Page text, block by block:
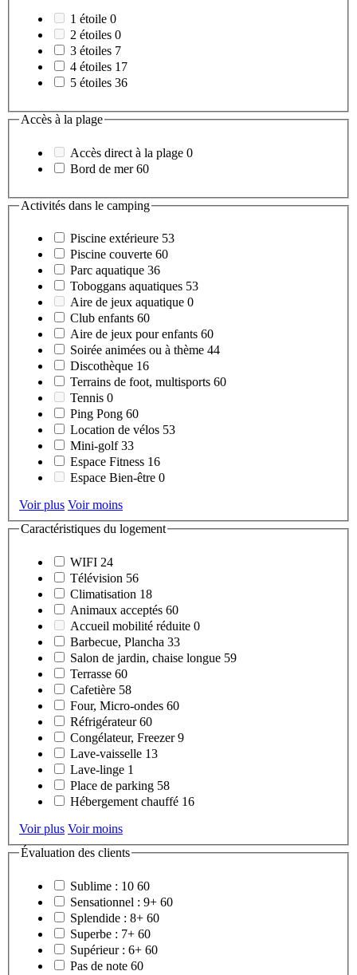
1 étoile 0
2 étoiles 0
3 étoiles 7
4 étoiles 17
5 étoiles 36
Accès à la plage
Accès direct à la plage 0
Bord de mer60
Activités dans le camping
Piscine extérieure 53
Piscine couverte 60
Parc aquatique 36
Toboggans aquatiques 53
Aire de jeux aquatique 0
Club enfants 60
Aire de jeux pour enfants 60
Soirée animées ou à thème 44
Discothèque 16
Terrains de foot, multisports 60
Tennis 0
Ping Pong 60
Location de vélos 53
Mini-golf33
Espace Fitness 16
Espace Bien-être 0
Voir plus Voir moins
Caractéristiques du logement
WIFI 24
Télévision 56
Climatisation 18
Animaux acceptés 60
Accueil mobilité réduite 0
Barbecue, Plancha 33
Salon de jardin, chaise longue 59
Terrasse 60
Cafetière 58
Four, Micro-ondes 60
Réfrigérateur60
Congélateur, Freezer9
Lave-vaisselle 13
Lave-linge 1
Place de parking 58
Hébergement chauffé 16
Voir plus Voir moins
Évaluation des clients
Sublime : 10 60
Sensationnel : 9+ 60
Splendide : 8+ 60
Superbe : 7+ 60
Supérieur : 6+ 60
Pas de note 60